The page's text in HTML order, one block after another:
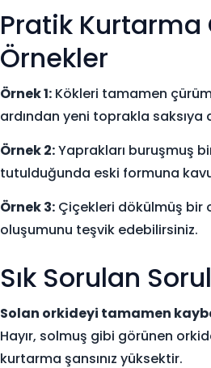
Pratik
Örnekler
Örnek 1: Kökleri tamamen
ardından yeni toprakla saksıya
Örnek 2:Yaprakları buruşmuş
tutulduğunda eski formuna
Örnek 3: Çiçekleri dökülmüş
oluşumunu teşvik edebilirsiniz.
Sık Sorulan
Solan orkideyi tamamen
Hayır, solmuş gibi görünen
kurtarma şansınız yüksektir.